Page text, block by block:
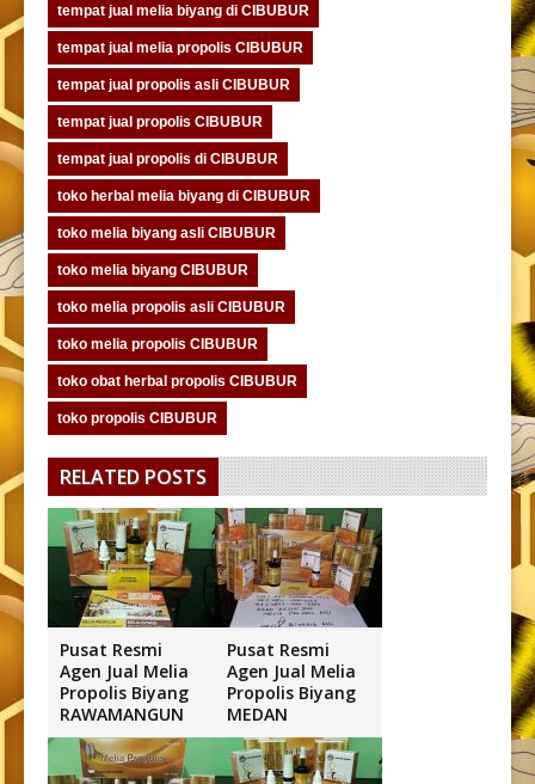
tempat jual melia biyang di CIBUBUR
tempat jual melia propolis CIBUBUR
tempat jual propolis asli CIBUBUR
tempat jual propolis CIBUBUR
tempat jual propolis di CIBUBUR
toko herbal melia biyang di CIBUBUR
toko melia biyang asli CIBUBUR
toko melia biyang CIBUBUR
toko melia propolis asli CIBUBUR
toko melia propolis CIBUBUR
toko obat herbal propolis CIBUBUR
toko propolis CIBUBUR
RELATED POSTS
Pusat Resmi
Agen Jual Melia
Propolis Biyang
RAWAMANGUN
Pusat Resmi
Agen Jual Melia
Propolis Biyang
MEDAN